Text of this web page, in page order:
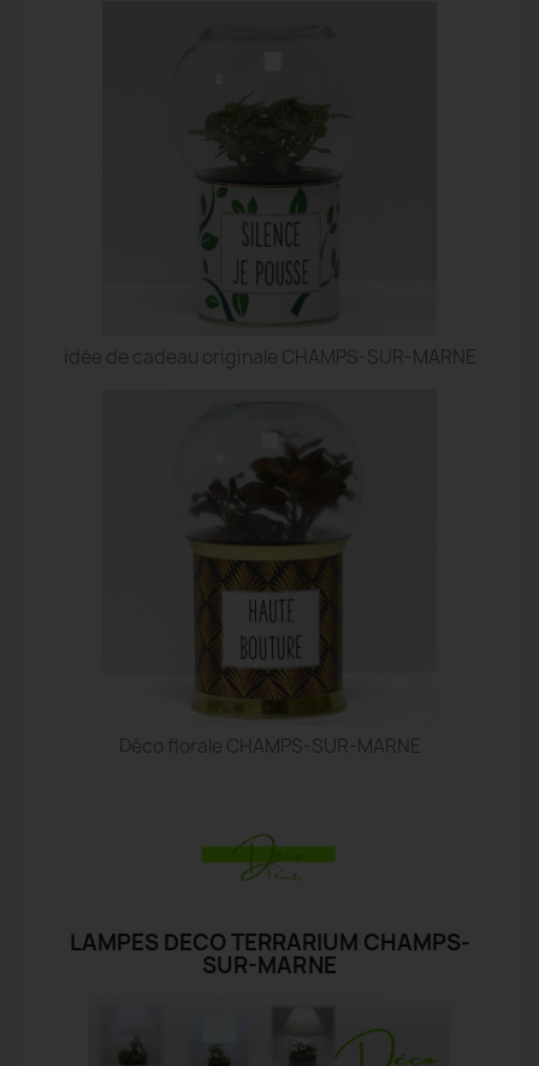
idée de cadeau originale CHAMPS-SUR-MARNE
Déco florale CHAMPS-SUR-MARNE
LAMPES DECO TERRARIUM CHAMPS-
SUR-MARNE